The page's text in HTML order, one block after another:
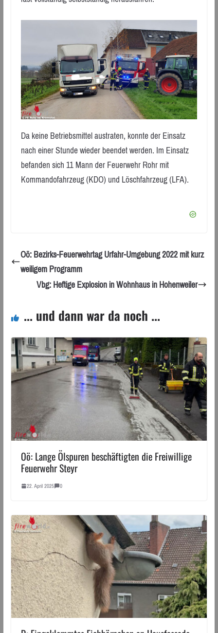
Da keine Betriebsmittel austraten, konnte der Einsatz
nach einer Stunde wieder beendet werden. Im Einsatz
befanden sich 11 Mann der Feuerwehr Rohr mit
Kommandofahrzeug (KDO) und Löschfahrzeug (LFA).
Oö: Bezirks-Feuerwehrtag Urfahr-Umgebung 2022 mit kurz
weiligem Programm
Vbg: Heftige Explosion in Wohnhaus in Hohenweiler
... und dann war da noch ...
Oö: Lange Ölspuren beschäftigten die Freiwillige
Feuerwehr Steyr
22. April 2025 0